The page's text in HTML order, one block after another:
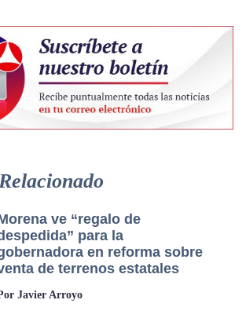
ve “regalo de
para la
en reforma sobre
de terrenos estatales
Javier Arroyo